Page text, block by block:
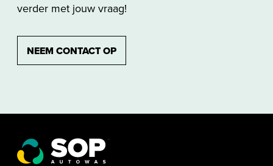
verder met jouw vraag!
NEEM CONTACT OP